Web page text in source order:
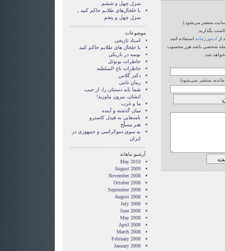
منتشر می‌شود.)
بگذارید.
از
ادیتور زمانه استفاده کنید.
حمله شخصی باشد هرز محسوب
شد.
مانده، منتشر نمی‌شود)
منزل چهل و ششم
با خلخال‌های طلایم خاکم کنید ـ
منزل چهل و پنجم
موضوعات
اسناد تاریخی
با خلخال های طلایم خاکم کنید
بوسه در تاریکی
خاطرات بونوئل
خاطرات تاج السلطنه
دکتر گلاس
رمانِ ناتنی
شما بايد دستتان را، از جيب
ايشان، بيرون بياوريد!
ما و غرب
میان گذشته و آینده
نامه‌هایی به فیدل کاسترو
هنر مسلّح
‌به سوی دموکراسی و جمهوری در
ایران
آرشیو ماهانه
May 2010
August 2009
November 2008
October 2008
September 2008
August 2008
July 2008
June 2008
May 2008
April 2008
March 2008
February 2008
January 2008